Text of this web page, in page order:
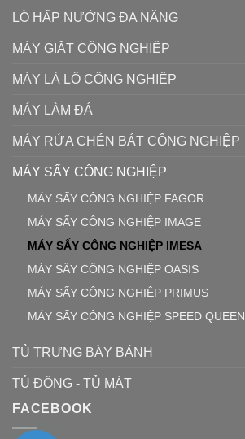
LÒ HẤP NƯỚNG ĐA NĂNG
MÁY GIẶT CÔNG NGHIỆP
MÁY LÀ LÔ CÔNG NGHIỆP
MÁY LÀM ĐÁ
MÁY RỬA CHÉN BÁT CÔNG NGHIỆP
MÁY SẤY CÔNG NGHIỆP
MÁY SẤY CÔNG NGHIỆP FAGOR
MÁY SẤY CÔNG NGHIỆP IMAGE
MÁY SẤY CÔNG NGHIỆP IMESA
MÁY SẤY CÔNG NGHIỆP OASIS
MÁY SẤY CÔNG NGHIỆP PRIMUS
MÁY SẤY CÔNG NGHIỆP SPEED QUEEN
TỦ TRƯNG BÀY BÁNH
TỦ ĐÔNG - TỦ MÁT
FACEBOOK